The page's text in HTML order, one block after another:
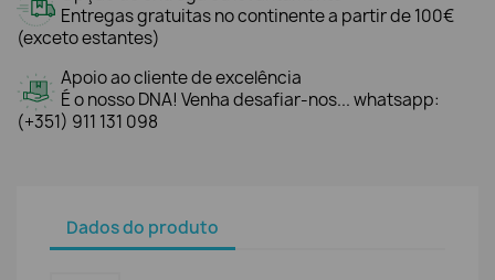
Entregas gratuitas no continente a partir de 100€
(exceto estantes)
Apoio ao cliente de excelência
É o nosso DNA! Venha desafiar-nos... whatsapp:
(+351) 911 131 098
Dados do produto